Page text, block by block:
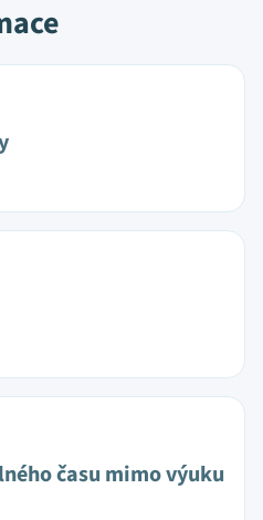
času mimo výuku